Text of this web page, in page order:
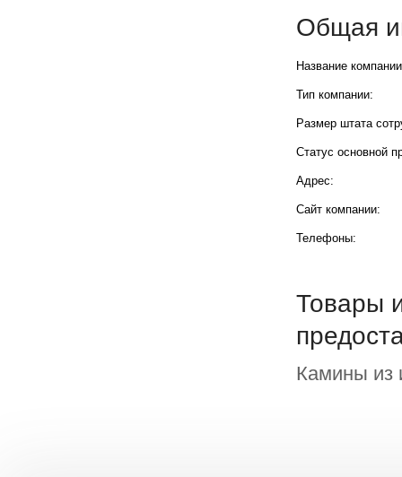
Общая
Название
Тип компании:
Размер штата
Статус основной
Адрес:
Сайт компании:
Телефоны:
Товары
Камины из